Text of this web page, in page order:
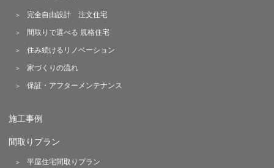
完全自由設計 注文住宅
間取りで選べる 規格住宅
住み続けるリノベーション
家づくりの流れ
保証・アフターメンテナンス
施工事例
間取りプラン
平屋住宅間取りプラン